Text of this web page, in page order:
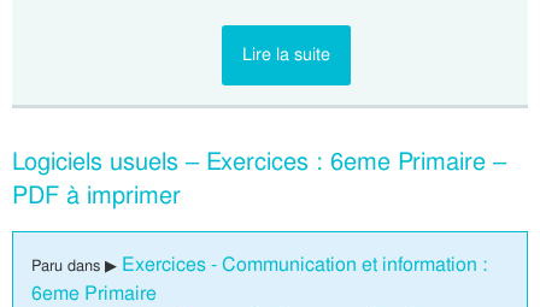
Lire la suite
Logiciels usuels – Exercices : 6eme Primaire –
PDF à imprimer
Paru dans ▶ Exercices - Communication et information :
6eme Primaire